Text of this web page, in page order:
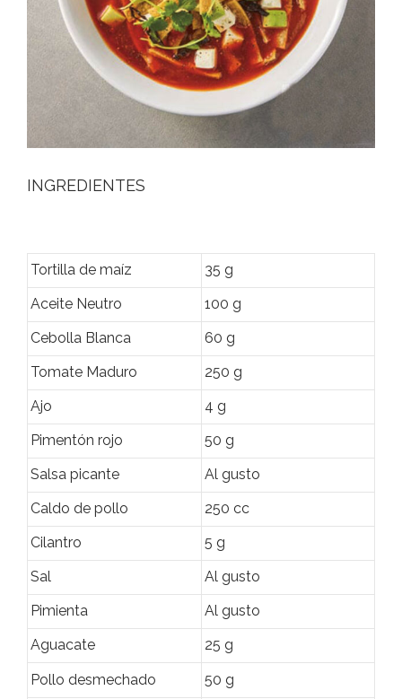
INGREDIENTES
Tortilla de maíz
35 g
Aceite Neutro
100 g
Cebolla Blanca
60 g
Tomate Maduro
250 g
Ajo
4 g
Pimentón rojo
50 g
Salsa picante
Al gusto
Caldo de pollo
250 cc
Cilantro
5 g
Sal
Al gusto
Pimienta
Al gusto
Aguacate
25 g
Pollo desmechado 50 g